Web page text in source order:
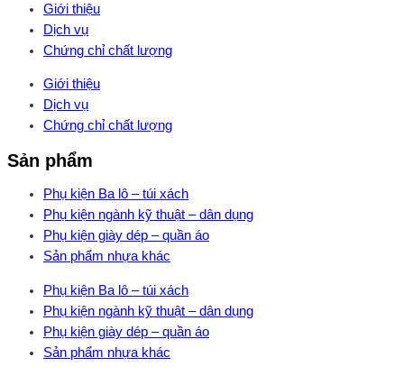
Giới thiệu
Dịch vụ
Chứng chỉ chất lượng
Giới thiệu
Dịch vụ
Chứng chỉ chất lượng
Sản phẩm
Phụ kiện Ba lô – túi xách
Phụ kiện ngành kỹ thuật – dân dụng
Phụ kiện giày dép – quần áo
Sản phẩm nhựa khác
Phụ kiện Ba lô – túi xách
Phụ kiện ngành kỹ thuật – dân dụng
Phụ kiện giày dép – quần áo
Sản phẩm nhựa khác